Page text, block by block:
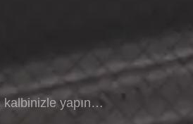
kalbinizle yapın…